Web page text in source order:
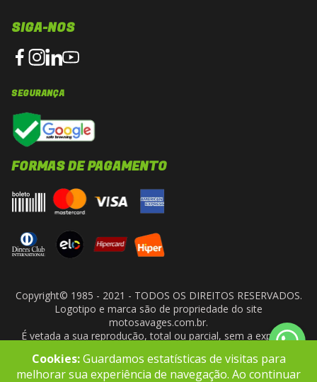
SIGA-NOS
SEGURANÇA
FORMAS DE PAGAMENTO
Copyright© 1985 - 2021 - TODOS OS DIREITOS RESERVADOS.
Logotipo e marca são de propriedade do site
motosavages.com.br.
É vetada a sua reprodução, total ou parcial, sem a expressa
- CNPJ: 10.927.924/0001-91
Cookies:Guardamos estatísticas de visitas para
melhorar sua experiência de navegação. Ao continuar